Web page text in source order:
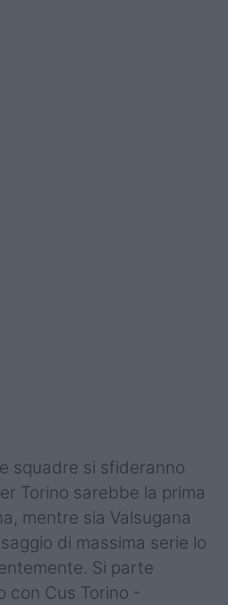
squadre si sfideranno
Torino sarebbe la prima
mentre sia Valsugana
di massima serie lo
Si parte
con Cus Torino -